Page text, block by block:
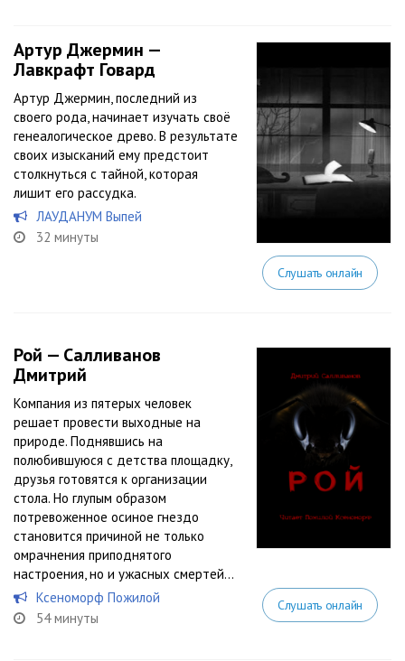
Артур Джермин —
Лавкрафт Говард
Артур Джермин, последний из
своего рода, начинает изучать своё
генеалогическое древо. В результате
своих изысканий ему предстоит
столкнуться с тайной, которая
лишит его рассудка.
ЛАУДАНУМ Выпей
32 минуты
Слушать онлайн
Рой — Салливанов
Дмитрий
Компания из пятерых человек
решает провести выходные на
природе. Поднявшись на
полюбившуюся с детства площадку,
друзья готовятся к организации
стола. Но глупым образом
потревоженное осиное гнездо
становится причиной не только
омрачнения приподнятого
настроения, но и ужасных смертей…
Ксеноморф Пожилой
54 минуты
Слушать онлайн